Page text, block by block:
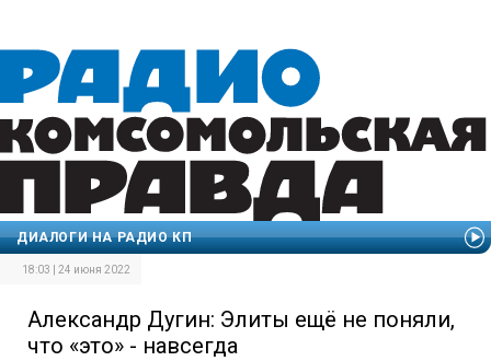
ДИАЛОГИ НА РАДИО КП
18:03 | 24 июня 2022
Александр Дугин: Элиты ещё не поняли,
что «это» - навсегда